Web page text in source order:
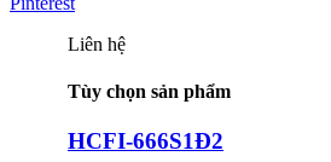
Liên hệ
Tùy chọn sản phẩm
HCFI-666S1Đ2